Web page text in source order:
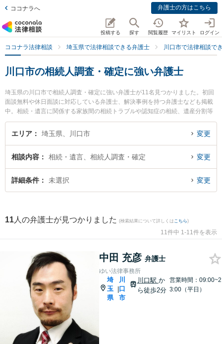
ココナラへ 弁護士の方はこちら
投稿する 探す 閲覧履歴 マイリスト ログイン
ココナラ法律相談 埼玉県で法律相談できる弁護士 川口市で法律相談で
川口市の相続人調査・確定に強い弁護士
埼玉県の川口市で相続人調査・確定に強い弁護士が11名見つかりました。初回
面談無料や休日面談に対応している弁護士、解決事例を持つ弁護士なども掲載
中。相続・遺言に関係する家族間の相続トラブルや認知症の相続、遺産分割等
の細かな分野での絞り込み検索もでき便利です。特にゆい法律事務所の中田 充
彦弁護士や弁護士法人翠 川口事務所の石見 信明弁護士、弁護士法人翠 川口事
すぐに弁護士に相談したい』『相続人調査・確定のトラブル解決の実績豊富な
近くの弁護士を検索したい』『初回相談無料で相続人調査・確定を法律相談で
きる川口市内の弁護士に相談予約したい』などでお困りの相談者さんにおすす
エリア 埼玉県、川口市 変更
相談内容 相続・遺言、相続人調査・確定 変更
詳細条件 未選択 変更
11 人の弁護士が見つかりました (検索結果について詳しくは こちら)
11件中 1-11件を表示
中田 充彦 弁護士
ゆい法律事務所
埼
玉
県
|
川
口
市
川口駅 か
ら徒歩2分
営業時間：09:00~2
3:00（平日）